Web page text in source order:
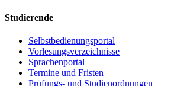
Studierende
Selbstbedienungsportal
Vorlesungsverzeichnisse
Sprachenportal
Termine und Fristen
Prüfungs- und Studienordnungen